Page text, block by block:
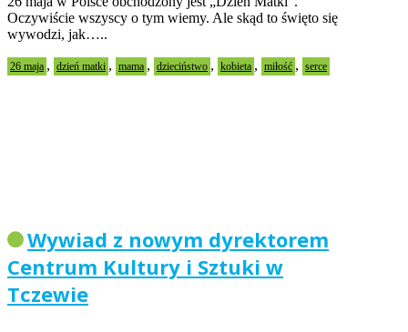
Oczywiście wszyscy o tym wiemy. Ale skąd to święto się
wywodzi, jak…..
26 maja , dzień matki , mama , dzieciństwo , kobieta , miłość , serce
Wywiad z nowym dyrektorem
Centrum Kultury i Sztuki w
Tczewie